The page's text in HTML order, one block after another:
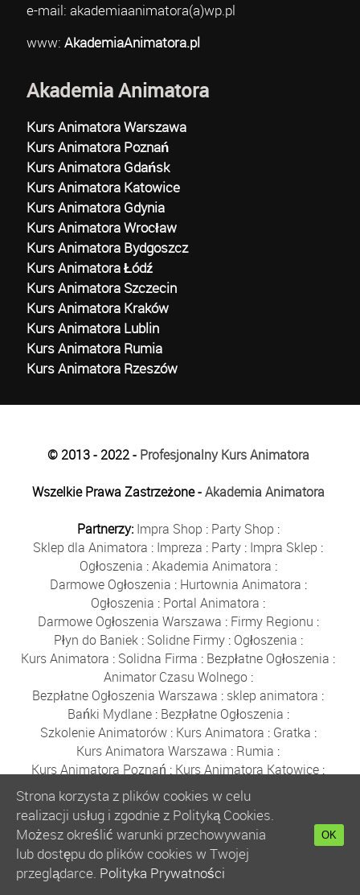
e-mail: akademiaanimatora(a)wp.pl
www: AkademiaAnimatora.pl
Akademia Animatora
Kurs Animatora Warszawa
Kurs Animatora Poznań
Kurs Animatora Gdańsk
Kurs Animatora Katowice
Kurs Animatora Gdynia
Kurs Animatora Wrocław
Kurs Animatora Bydgoszcz
Kurs Animatora Łódź
Kurs Animatora Szczecin
Kurs Animatora Kraków
Kurs Animatora Lublin
Kurs Animatora Rumia
Kurs Animatora Rzeszów
© 2013 - 2022 - Profesjonalny Kurs Animatora
Wszelkie Prawa Zastrzeżone -Akademia Animatora
Partnerzy: Impra Shop : Party Shop :
Sklep dla Animatora : Impreza : Party : Impra Sklep :
Ogłoszenia :Akademia Animatora :
Darmowe Ogłoszenia : Hurtownia Animatora :
Ogłoszenia : Portal Animatora :
Darmowe Ogłoszenia Warszawa : Firmy Regionu :
Płyn do Baniek: Solidne Firmy: Ogłoszenia :
Kurs Animatora : Solidna Firma : Bezpłatne Ogłoszenia :
Animator Czasu Wolnego:
Bezpłatne Ogłoszenia Warszawa : sklep animatora :
Bańki Mydlane: Bezpłatne Ogłoszenia :
Szkolenie Animatorów: Kurs Animatora : Gratka :
Kurs Animatora Warszawa : Rumia :
Kurs Animatora Poznań : Kurs Animatora Katowice :
Kurs Animatora Zabaw
Firmy Darmowe Ogłoszenia
Kupony Rabatowe :Ogłoszenia Warszawa
Płyn do Baniek Mydlanych:
Darmowe Ogłoszenia Trójmiasto
Ogłoszenia Trójmiasto:Ogłoszenia:Solidne Firmy
Bezpłatne Ogłoszenia:Płyn do Baniek
Strona korzysta z plików cookies w celu
realizacji usług i zgodnie z Polityką Cookies.
Możesz określić warunki przechowywania
lub dostępu do plików cookies w Twojej
przeglądarce. Polityka Prywatności
OK